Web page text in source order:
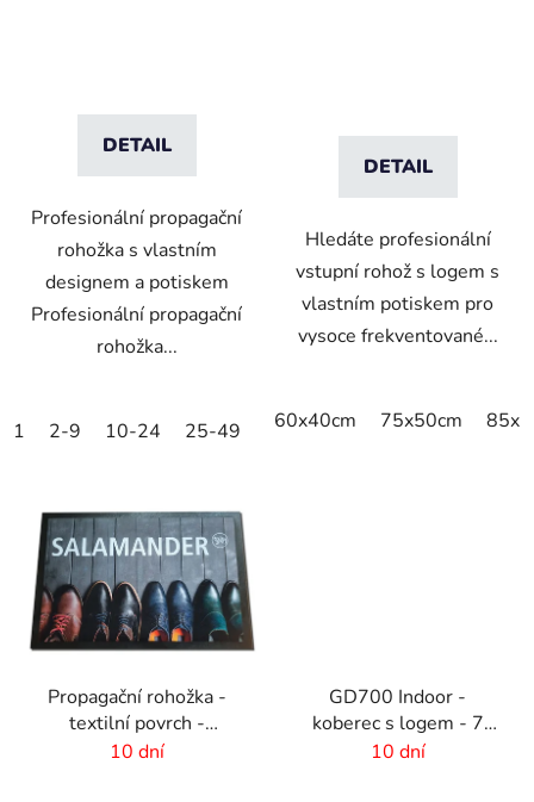
DETAIL
Profesionální propagační
rohožka s vlastním
designem a potiskem
Profesionální propagační
rohožka...
1 2-9 10-24 25-49 50-99 100-249 250-499
DETAIL
Hledáte profesionální
vstupní rohož s logem s
vlastním potiskem pro
vysoce frekventované...
60x40cm 75x50cm
Propagační rohožka -
textilní povrch -
85x120 cm
10 dní
GD700 Indoor -
koberec s logem - 7
mm - 2 m gumový okraj
10 dní